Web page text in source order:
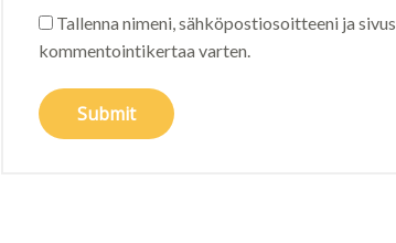
Tallenna nimeni, sähköpostiosoitteeni ja
kommentointikertaa varten.